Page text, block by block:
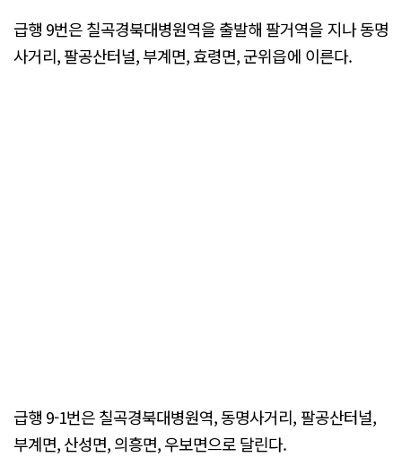
급행 9번은 칠곡경북대병원역을 출발해 팔거역을 지나 동명
사거리, 팔공산터널, 부계면, 효령면, 군위읍에 이른다.
급행 9-1번은 칠곡경북대병원역, 동명사거리, 팔공산터널,
부계면, 산성면, 의흥면, 우보면으로 달린다.